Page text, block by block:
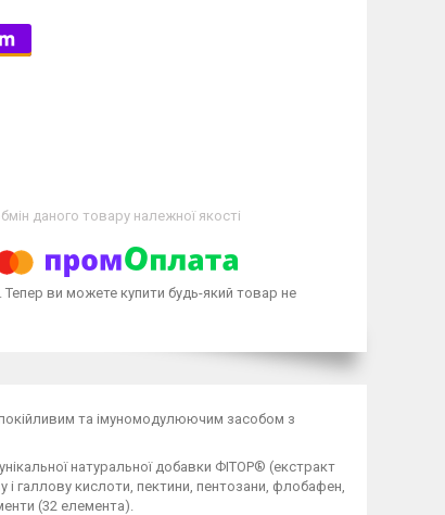
даного товару належної якості
Тепер ви можете купити будь-який товар не
та імуномодулюючим засобом з
натуральної добавки ФІТОР® (екстракт
галлову кислоти, пектини, пентозани, флобафен,
(32 елемента).